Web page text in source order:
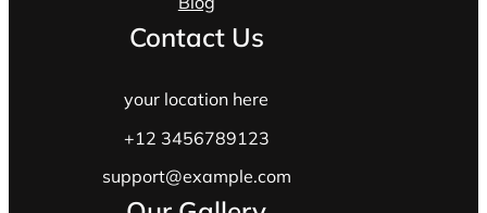
Contact Us
your location here
+12 3456789123
support@example.com